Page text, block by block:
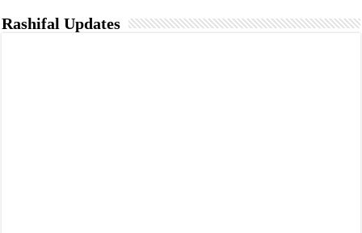
Rashifal Updates